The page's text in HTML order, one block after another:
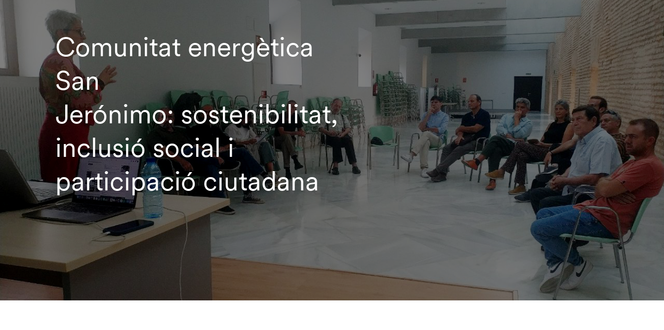
Comunitat energètica
San
Jerónimo: sostenibilitat,
inclusió social i
participació ciutadana